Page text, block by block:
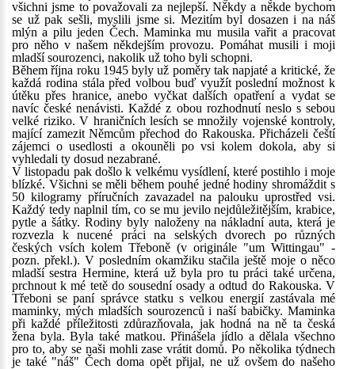
všichni jsme to považovali za nejlepší. Někdy a někde bychom
se už pak sešli, myslili jsme si. Mezitím byl dosazen i na náš
mlýn a pilu jeden Čech. Maminka mu musila vařit a pracovat
pro něho v našem někdejším provozu. Pomáhat musili i moji
mladší sourozenci, nakolik už toho byli schopni.
Během října roku 1945 byly už poměry tak napjaté a kritické, že
každá rodina stála před volbou buď využít poslední možnost k
útěku přes hranice, anebo vyčkat dalších opatření a vydat se
navíc české nenávisti. Každé z obou rozhodnutí neslo s sebou
velké riziko. V hraničních lesích se množily vojenské kontroly,
mající zamezit Němcům přechod do Rakouska. Přicházeli čeští
zájemci o usedlosti a okouněli po vsi kolem dokola, aby si
vyhledali ty dosud nezabrané.
V listopadu pak došlo k velkému vysídlení, které postihlo i moje
blízké. Všichni se měli během pouhé jedné hodiny shromáždit s
50 kilogramy příručních zavazadel na palouku uprostřed vsi.
Každý tedy naplnil tím, co se mu jevilo nejdůležitějším, krabice,
pytle a šátky. Rodiny byly naloženy na nákladní auta, která je
rozvezla k nucené práci na selských dvorech po různých
českých vsích kolem Třeboně (v originále "um Wittingau" -
pozn. překl.). V posledním okamžiku stačila ještě moje o něco
mladší sestra Hermine, která už byla pro tu práci také určena,
prchnout k mé tetě do sousední osady a odtud do Rakouska. V
Třeboni se paní správce statku s velkou energií zastávala mé
maminky, mých mladších sourozenců i naší babičky. Maminka
při každé příležitosti zdůrazňovala, jak hodná na ně ta česká
žena byla. Byla také matkou. Přinášela jídlo a dělala všechno
pro to, aby se naši mohli zase vrátit domů. Po několika týdnech
je také "náš" Čech doma opět přijal, ne už ovšem do našeho